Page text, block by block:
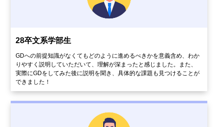
28卒文系学部生
GDへの前提知識がなくてもどのように進めるべきかを意義含め、わか
りやすく説明していただいて、理解が深まったと感じました。また、
実際にGDをしてみた後に説明を聞き、具体的な課題も見つけることが
できました！